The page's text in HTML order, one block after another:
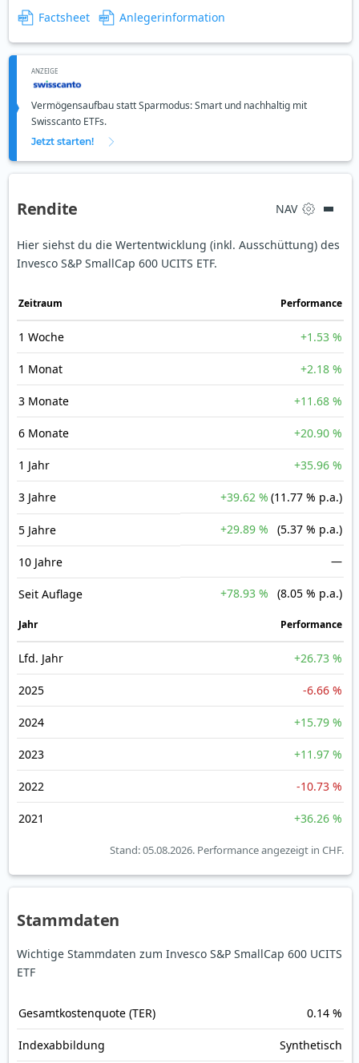
Factsheet
Anlegerinformation
ANZEIGE
Vermögensaufbau statt Sparmodus: Smart und nachhaltig mit
Swisscanto ETFs.
Jetzt starten!
Rendite NAV
Hier siehst du die Wertentwicklung (inkl. Ausschüttung) des
Invesco S&P SmallCap 600 UCITS ETF.
Zeit­raum Perfor­mance
1 Woche +1.53 %
1 Monat +2.18 %
3 Monate +11.68 %
6 Monate +20.90 %
1 Jahr +35.96 %
3 Jahre +39.62 % (11.77 % p.a.)
5 Jahre +29.89 % (5.37 % p.a.)
10 Jahre —
Seit Auflage +78.93 % (8.05 % p.a.)
Jahr Perfor­mance
Lfd. Jahr +26.73 %
2025 -6.66 %
2024 +15.79 %
2023 +11.97 %
2022 -10.73 %
2021 +36.26 %
Stand: 05.08.2026. Performance angezeigt in CHF.
Stammdaten
Wichtige Stammdaten zum Invesco S&P SmallCap 600 UCITS
ETF
Gesamt­kosten­quote (TER) 0.14 %
Index­abbildung Synthetisch